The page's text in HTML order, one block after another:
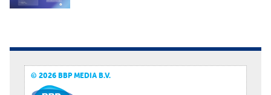
© 2026 BBP MEDIA B.V.